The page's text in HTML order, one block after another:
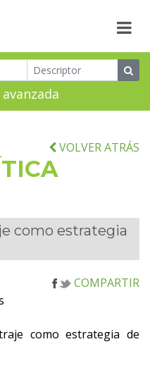
VOLVER ATRÁS
como estrategia
COMPARTIR
como estrategia de